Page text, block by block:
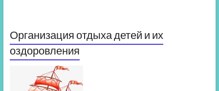
Организация отдыха детей и их
оздоровления